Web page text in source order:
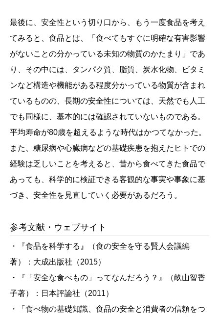
最後に、安全性という切り口から、もう一度食品を考え
てみると、食品とは、「食べてもすぐに明確な有害影響
がないことの分かっている未知の物質のかたまり」であ
り、その中には、タンパク質、脂質、炭水化物、ビタミ
ンなど構造や機能がある程度分かっている物質が含まれ
ているものの、長期の安全性については、天然でも人工
でも同様に、基本的には確認されていないものである。
平均寿命が80歳を超えるような時代はかつてなかった。
また、糖尿病や心臓病などの基礎疾患を抱えたヒトでの
経験は乏しいことを考えると、昔から食べてきた食品で
あっても、科学的に検証できる客観的な事実や事象に基
づき、安全性を見直していく必要があるだろう。
参考文献・ウェブサイト
・『食品を科学する』（食の安全を守る賢人会議編
著）：大成出版社（2015）
・『「安全な食べもの」ってなんだろう？』（畝山智香
子著）：日本評論社（2011）
・「食べ物の基礎知識、食品の安全と消費者の信頼をつ